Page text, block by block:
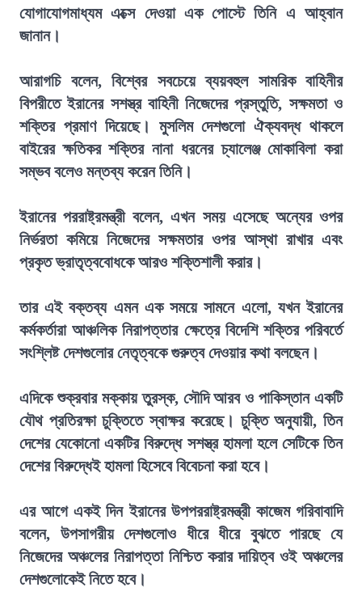
যোগাযোগমাধ্যম এক্সে দেওয়া এক পোস্টে তিনি এ আহ্বান
জানান।
আরাগচি বলেন, বিশ্বের সবচেয়ে ব্যয়বহুল সামরিক বাহিনীর
বিপরীতে ইরানের সশস্ত্র বাহিনী নিজেদের প্রস্তুতি, সক্ষমতা ও
শক্তির প্রমাণ দিয়েছে। মুসলিম দেশগুলো ঐক্যবদ্ধ থাকলে
বাইরের ক্ষতিকর শক্তির নানা ধরনের চ্যালেঞ্জ মোকাবিলা করা
সম্ভব বলেও মন্তব্য করেন তিনি।
ইরানের পররাষ্ট্রমন্ত্রী বলেন, এখন সময় এসেছে অন্যের ওপর
নির্ভরতা কমিয়ে নিজেদের সক্ষমতার ওপর আস্থা রাখার এবং
প্রকৃত ভ্রাতৃত্ববোধকে আরও শক্তিশালী করার।
তার এই বক্তব্য এমন এক সময়ে সামনে এলো, যখন ইরানের
কর্মকর্তারা আঞ্চলিক নিরাপত্তার ক্ষেত্রে বিদেশি শক্তির পরিবর্তে
সংশ্লিষ্ট দেশগুলোর নেতৃত্বকে গুরুত্ব দেওয়ার কথা বলছেন।
এদিকে শুক্রবার মক্কায় তুরস্ক, সৌদি আরব ও পাকিস্তান একটি
যৌথ প্রতিরক্ষা চুক্তিতে স্বাক্ষর করেছে। চুক্তি অনুযায়ী, তিন
দেশের যেকোনো একটির বিরুদ্ধে সশস্ত্র হামলা হলে সেটিকে তিন
দেশের বিরুদ্ধেই হামলা হিসেবে বিবেচনা করা হবে।
এর আগে একই দিন ইরানের উপপররাষ্ট্রমন্ত্রী কাজেম গরিবাবাদি
বলেন, উপসাগরীয় দেশগুলোও ধীরে ধীরে বুঝতে পারছে যে
নিজেদের অঞ্চলের নিরাপত্তা নিশ্চিত করার দায়িত্ব ওই অঞ্চলের
দেশগুলোকেই নিতে হবে।